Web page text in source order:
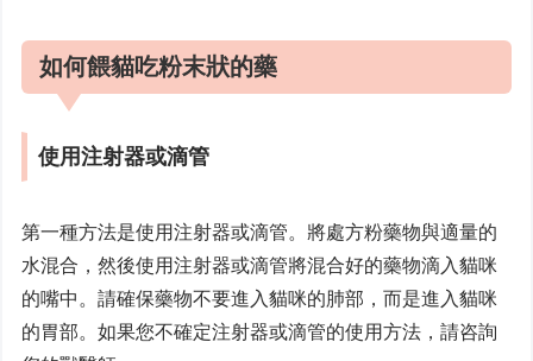
如何餵貓吃粉末狀的藥
使用注射器或滴管
第一種方法是使用注射器或滴管。將處方粉藥物與適量的
水混合，然後使用注射器或滴管將混合好的藥物滴入貓咪
的嘴中。請確保藥物不要進入貓咪的肺部，而是進入貓咪
的胃部。如果您不確定注射器或滴管的使用方法，請咨詢